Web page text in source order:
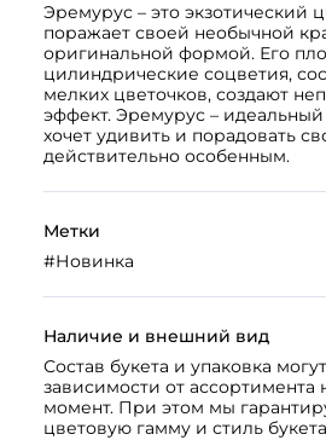
Эремурус – это экзотический
поражает своей необычной
оригинальной формой. Его
цилиндрические соцветия,
мелких цветочков, создают
эффект. Эремурус – идеальный
хочет удивить и порадовать
действительно особенным.
Метки
#Новинка
Наличие и внешний вид
Состав букета и упаковка
зависимости от ассортимента
момент. При этом мы
цветовую гамму и стиль